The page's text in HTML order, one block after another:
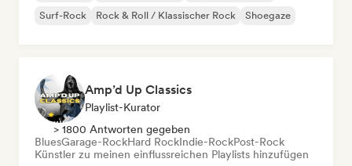
Surf-Rock
Rock & Roll / Klassischer Rock Shoegaze
Amp’d Up Classics
Playlist-Kurator
> 1800 Antworten gegeben
BluesGarage-RockHard RockIndie-RockPost-Rock
Künstler zu meinen einflussreichen Playlists hinzufügen